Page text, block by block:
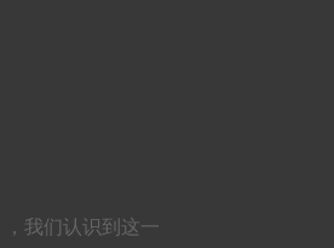
我们认识到这一